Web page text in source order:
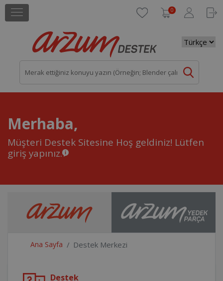
0
Merhaba,
Müşteri Destek Sitesine Hoş geldiniz! Lütfen
giriş yapınız.
Ana Sayfa Destek Merkezi
Destek